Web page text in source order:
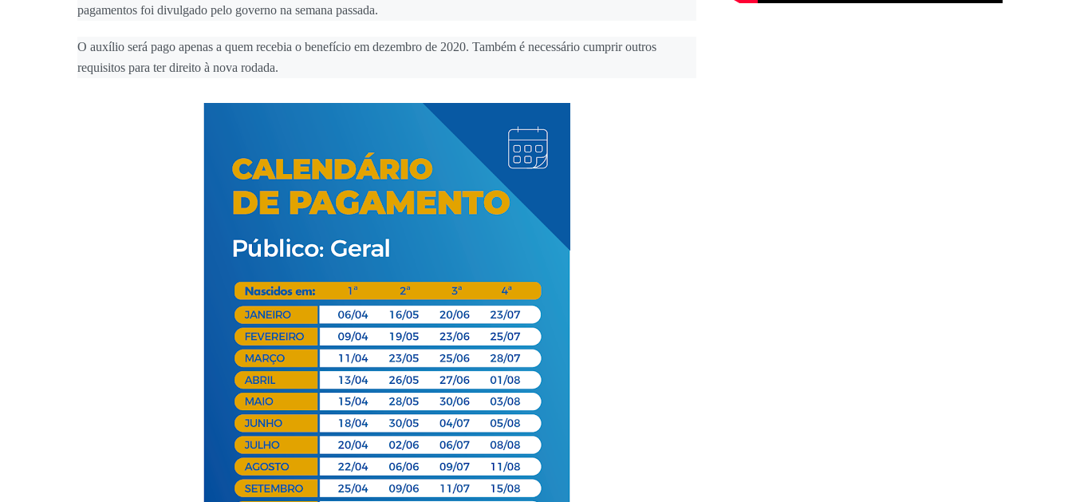
pagamentos foi divulgado pelo governo na semana passada.
O auxílio será pago apenas a quem recebia o benefício em dezembro de 2020. Também é necessário cumprir outros
requisitos para ter direito à nova rodada.